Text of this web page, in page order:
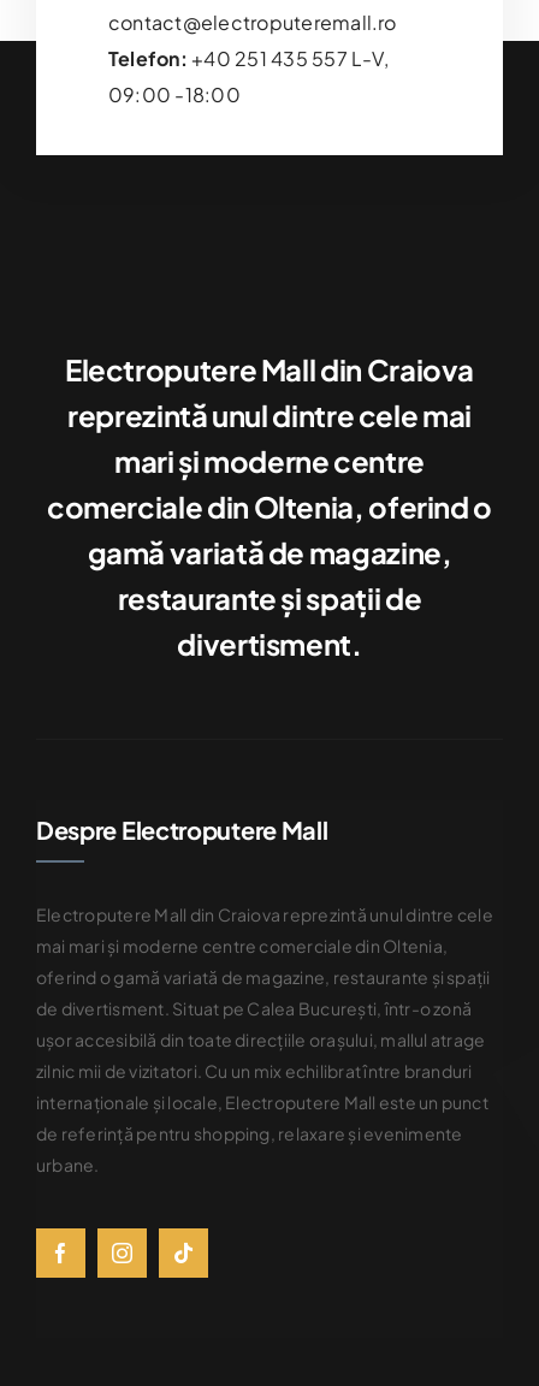
contact@electroputeremall.ro
Telefon: +40 251 435 557 L-V,
09:00 -18:00
Electroputere Mall din Craiova
reprezintă unul dintre cele mai
mari şi moderne centre
comerciale din Oltenia, oferind o
gamă variată de magazine,
restaurante şi spaţii de
divertisment.
Despre Electroputere Mall
Electroputere Mall din Craiova reprezintă unul dintre cele
mai mari şi moderne centre comerciale din Oltenia,
oferind o gamă variată de magazine, restaurante şi spaţii
de divertisment. Situat pe Calea Bucureşti, într-o zonă
uşor accesibilă din toate direcţiile oraşului, mallul atrage
zilnic mii de vizitatori. Cu un mix echilibrat între branduri
internaţionale şi locale, Electroputere Mall este un punct
de referinţă pentru shopping, relaxare şi evenimente
urbane.